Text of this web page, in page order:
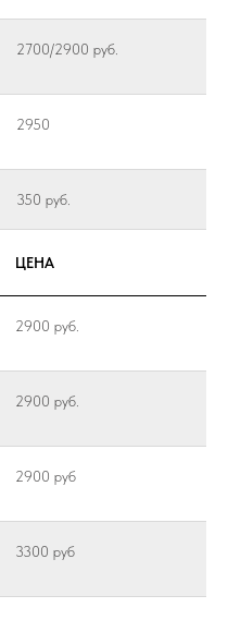
2700/2900 руб.
2950
350 руб.
ЦЕНА
2900 руб.
2900 руб.
2900 руб
3300 руб